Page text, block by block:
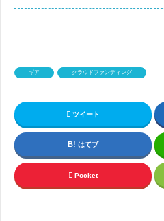
ギア クラウドファンディング
ツイート
はてブ
Pocket